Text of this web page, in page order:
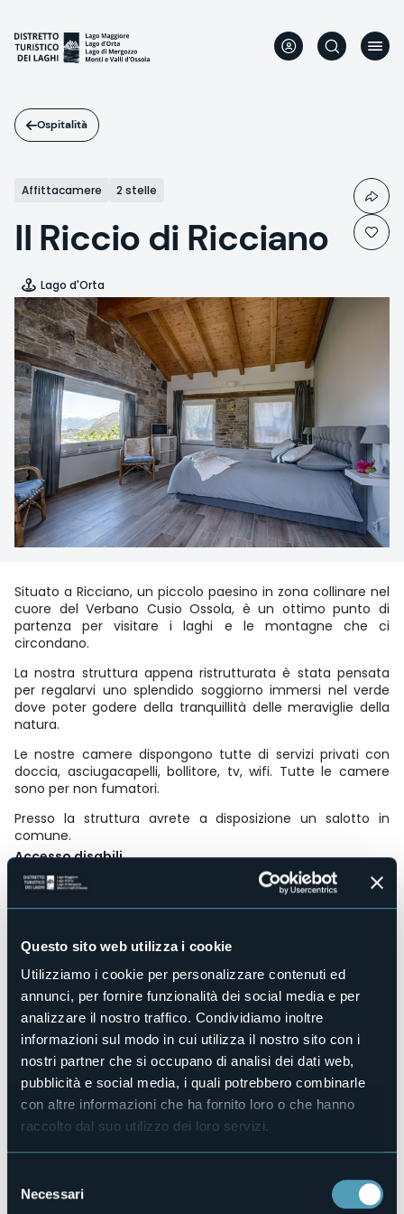
Questo sito web utilizza i cookie
Utilizziamo i cookie per personalizzare contenuti ed
annunci, per fornire funzionalità dei social media e per
analizzare il nostro traffico. Condividiamo inoltre
informazioni sul modo in cui utilizza il nostro sito con i
nostri partner che si occupano di analisi dei dati web,
pubblicità e social media, i quali potrebbero combinarle
con altre informazioni che ha fornito loro o che hanno
raccolto dal suo utilizzo dei loro servizi.
delNecessari
contenuto
principale
Ospitalità
Affittacamere 2 stelle
Il Riccio di Ricciano
Lago d'Orta
Situato a Ricciano, un piccolo paesino in zona collinare nel
cuore del Verbano Cusio Ossola, è un ottimo punto di
partenza per visitare i laghi e le montagne che ci
circondano.
La nostra struttura appena ristrutturata è stata pensata
per regalarvi uno splendido soggiorno immersi nel verde
dove poter godere della tranquillità delle meraviglie della
natura.
Le nostre camere dispongono tutte di servizi privati con
doccia, asciugacapelli, bollitore, tv, wifi. Tutte le camere
sono per non fumatori.
Presso la struttura avrete a disposizione un salotto in
comune.
Accesso disabili
No
No
Sala congressi
No
Piscina
No
Animali ammessi
Sì
Camere
Posti letto
10
E-mail
Sito web